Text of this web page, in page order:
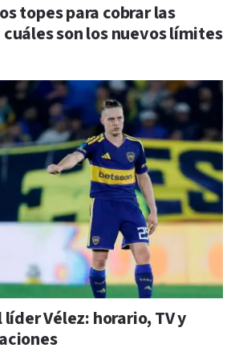
topes para cobrar las
son los nuevos límites
Vélez: horario, TV y